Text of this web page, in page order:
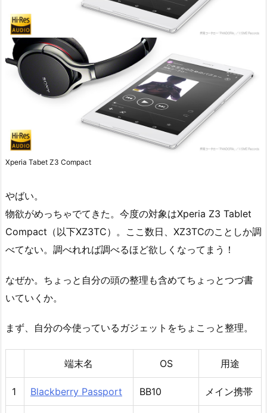
Xperia Tabet Z3 Compact
やばい。
物欲がめっちゃでてきた。今度の対象はXperia Z3 Tablet
Compact（以下XZ3TC）。ここ数日、XZ3TCのことしか調
べてない。調べれれば調べるほど欲しくなってまう！
なぜか。ちょっと自分の頭の整理も含めてちょっとつづ書
いていくか。
まず、自分の今使っているガジェットをちょこっと整理。
端末名 OS 用途
1 Blackberry Passport BB10 メイン携帯